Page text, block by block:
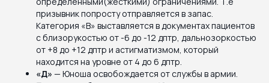
призывник попросту отправляется в запас.
Категория «В» выставляется в документах пациентов
с близорукостью от -6 до -12 дптр, дальнозоркостью
от +8 до +12 дптр и астигматизмом, который
находится на уровне от 4 до 6 дптр.
«Д» — Юноша освобождается от службы в армии.